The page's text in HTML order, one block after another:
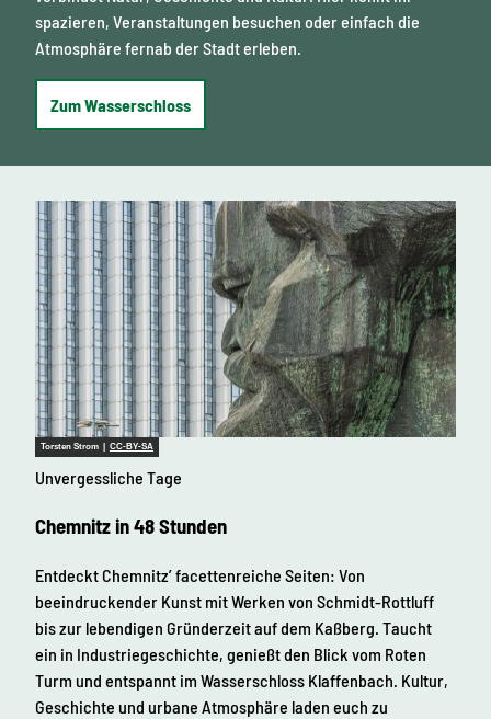
spazieren, Veranstaltungen besuchen oder einfach die
Atmosphäre fernab der Stadt erleben.
Zum Wasserschloss
Torsten Strom | CC-BY-SA
Unvergessliche Tage
Chemnitz in 48 Stunden
Entdeckt Chemnitz’ facettenreiche Seiten: Von
beeindruckender Kunst mit Werken von Schmidt-Rottluff
bis zur lebendigen Gründerzeit auf dem Kaßberg. Taucht
ein in Industriegeschichte, genießt den Blick vom Roten
Turm und entspannt im Wasserschloss Klaffenbach. Kultur,
Geschichte und urbane Atmosphäre laden euch zu